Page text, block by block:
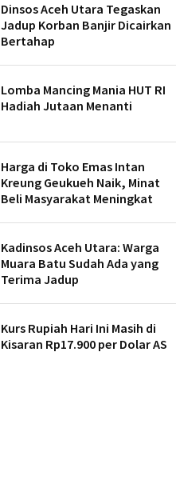
Dinsos Aceh Utara Tegaskan
Jadup Korban Banjir Dicairkan
Bertahap
Lomba Mancing Mania HUT RI
Hadiah Jutaan Menanti
Harga di Toko Emas Intan
Kreung Geukueh Naik, Minat
Beli Masyarakat Meningkat
Kadinsos Aceh Utara: Warga
Muara Batu Sudah Ada yang
Terima Jadup
Kurs Rupiah Hari Ini Masih di
Kisaran Rp17.900 per Dolar AS